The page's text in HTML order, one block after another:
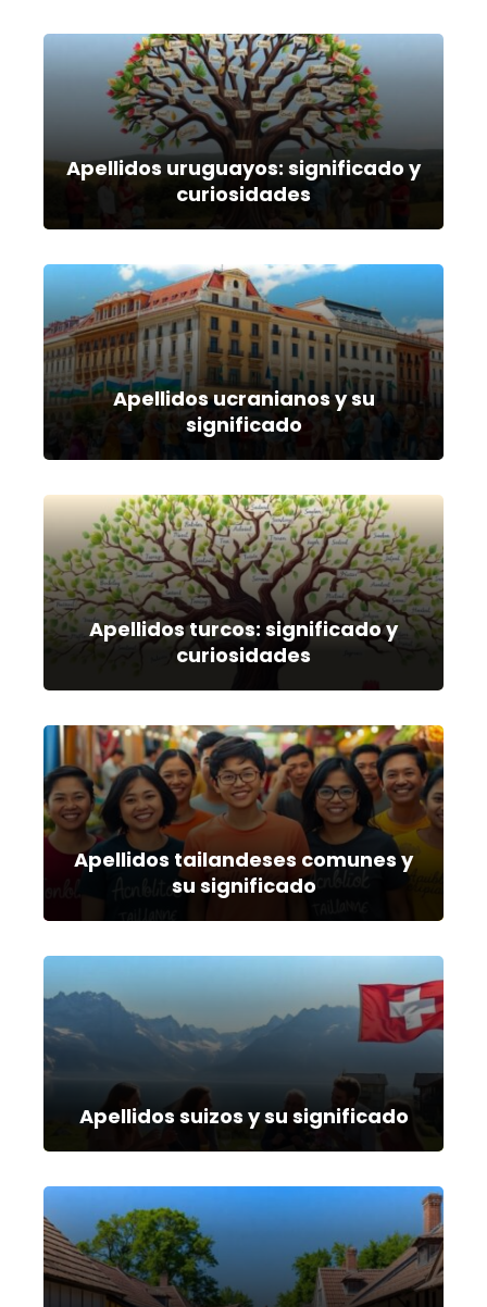
Apellidos uruguayos: significado y
curiosidades
Apellidos ucranianos y su
significado
Apellidos turcos: significado y
curiosidades
Apellidos tailandeses comunes y
su significado
Apellidos suizos y su significado